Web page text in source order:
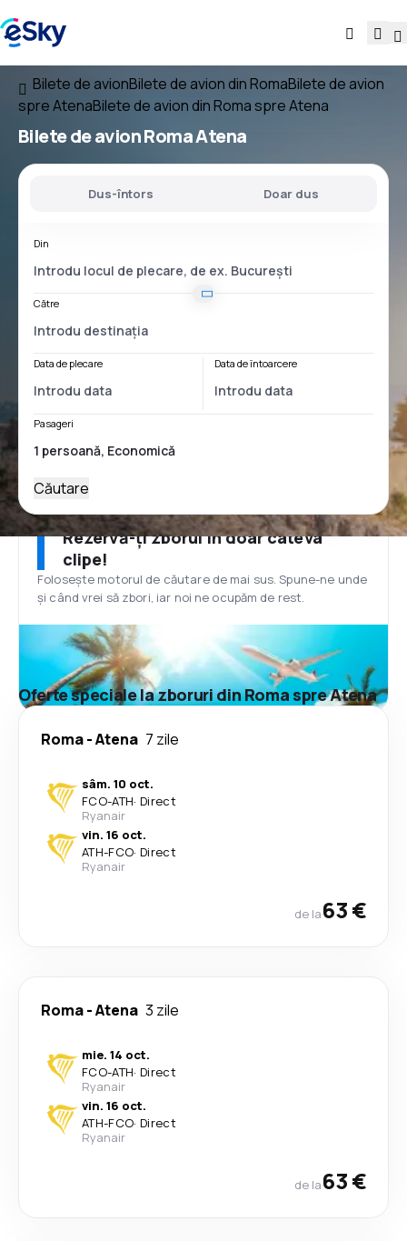
Bilete de avionBilete de avion din RomaBilete de avion
spre AtenaBilete de avion din Roma spre Atena
Bilete de avionRoma Atena
Dus-întors Doar dus
Din
Către
Data de plecare Data de întoarcere
Pasageri
Căutare
Rezervă-ți zborul în doar câteva
clipe!
Folosește motorul de căutare de mai sus. Spune-ne unde
și când vrei să zbori, iar noi ne ocupăm de rest.
Oferte speciale la zboruri din Roma spre Atena
Roma-Atena 7 zile
sâm. 10 oct.
FCO-ATH· Direct
Ryanair
vin. 16 oct.
ATH-FCO· Direct
Ryanair
de la63 €
Roma-Atena 3 zile
mie. 14 oct.
FCO-ATH· Direct
Ryanair
vin. 16 oct.
ATH-FCO· Direct
Ryanair
de la63 €